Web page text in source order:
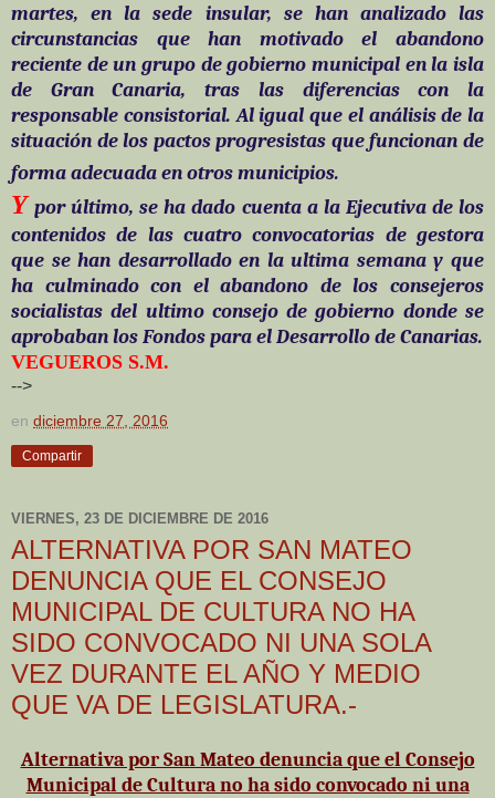
martes, en la sede insular, se han analizado las
circunstancias que han motivado el abandono
reciente de un grupo de gobierno municipal en la isla
de Gran Canaria, tras las diferencias con la
responsable consistorial. Al igual que el análisis de la
situación de los pactos progresistas que funcionan de
forma adecuada en otros municipios.
Y por último, se ha dado cuenta a la Ejecutiva de los
contenidos de las cuatro convocatorias de gestora
que se han desarrollado en la ultima semana y que
ha culminado con el abandono de los consejeros
socialistas del ultimo consejo de gobierno donde se
aprobaban los Fondos para el Desarrollo de Canarias.
VEGUEROS S.M.
-->
en diciembre 27, 2016
Compartir
VIERNES, 23 DE DICIEMBRE DE 2016
ALTERNATIVA POR SAN MATEO
DENUNCIA QUE EL CONSEJO
MUNICIPAL DE CULTURA NO HA
SIDO CONVOCADO NI UNA SOLA
VEZ DURANTE EL AÑO Y MEDIO
QUE VA DE LEGISLATURA.-
Alternativa por San Mateo denuncia que el Consejo
Municipal de Cultura no ha sido convocado ni una